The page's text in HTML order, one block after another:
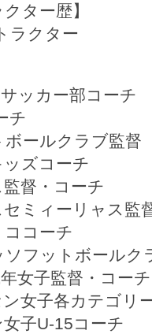
ター歴】
ラクター
ッカー部コーチ
チ
ールクラブ監督
ズコーチ
督・コーチ
ミィーリャス監
コーチ
フットボールク
女子監督・コーチ
女子各カテゴリ
子U-15コーチ